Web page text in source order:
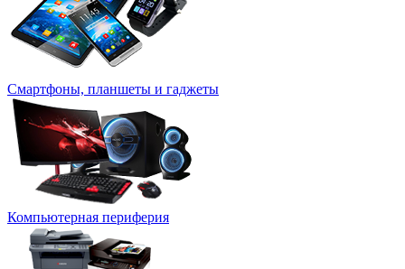
Смартфоны, планшеты и гаджеты
Компьютерная периферия